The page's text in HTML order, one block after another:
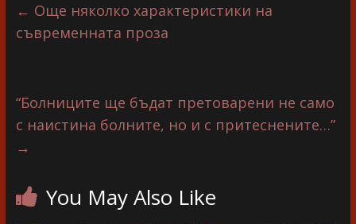
← Още няколко характеристики на
съвременната проза
“Болниците ще бъдат претоварени не само
с наистина болните, но и с притеснените…”
→
You May Also Like